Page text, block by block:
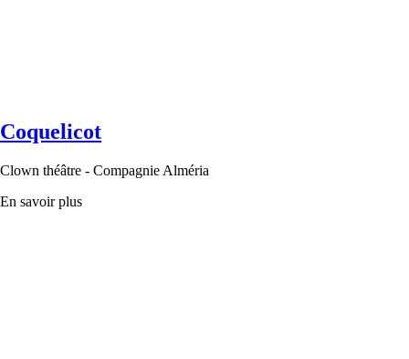
Coquelicot
Clown théâtre - Compagnie Alméria
En savoir plus